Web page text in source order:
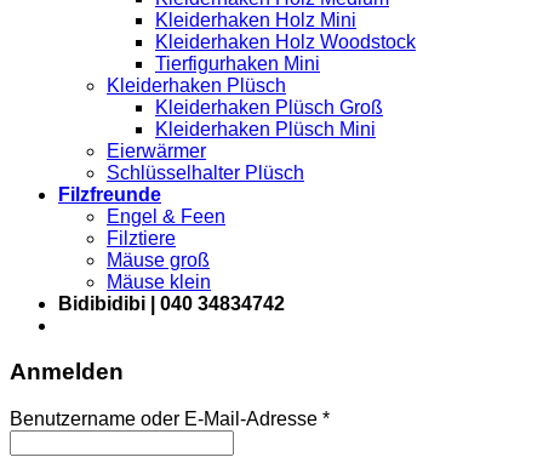
Kleiderhaken Holz Mini
Kleiderhaken Holz Woodstock
Tierfigurhaken Mini
Kleiderhaken Plüsch
Kleiderhaken Plüsch Groß
Kleiderhaken Plüsch Mini
Eierwärmer
Schlüsselhalter Plüsch
Filzfreunde
Engel & Feen
Filztiere
Mäuse groß
Mäuse klein
Bidibidibi | 040 34834742
Anmelden
Benutzername oder E-Mail-Adresse *Erforderlich